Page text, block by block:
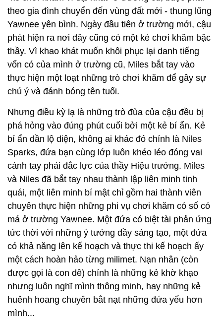
theo gia đình chuyển đến vùng đất mới - thung lũng
Yawnee yên bình. Ngày đầu tiên ở trường mới, cậu
phát hiện ra nơi đây cũng có một kẻ chơi khăm bậc
thầy. Vì khao khát muốn khôi phục lại danh tiếng
vốn có của mình ở trường cũ, Miles bắt tay vào
thực hiện một loạt những trò chơi khăm để gây sự
chú ý và đánh bóng tên tuổi.
Nhưng điều kỳ lạ là những trò đùa của cậu đều bị
phá hỏng vào đúng phút cuối bởi một kẻ bí ẩn. Kẻ
bí ẩn dần lộ diện, không ai khác đó chính là Niles
Sparks, đứa bạn cùng lớp luôn khéo léo đóng vai
cánh tay phải đắc lực của thầy Hiệu trưởng. Miles
và Niles đã bắt tay nhau thành lập liên minh tinh
quái, một liên minh bí mật chỉ gồm hai thành viên
chuyên thực hiện những phi vụ chơi khăm có số có
má ở trường Yawnee. Một đứa có biệt tài phản ứng
tức thời với những ý tưởng đầy sáng tạo, một đứa
có khả năng lên kế hoạch và thực thi kế hoạch ấy
một cách hoàn hảo từng milimet. Nạn nhân (còn
được gọi là con dê) chính là những kẻ khờ khạo
nhưng luôn nghĩ mình thông minh, hay những kẻ
huênh hoang chuyên bắt nạt những đứa yếu hơn
mình...